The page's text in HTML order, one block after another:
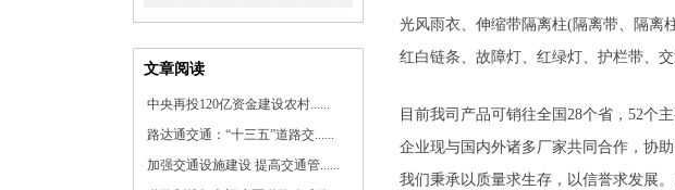
光风雨衣、伸缩带隔离柱(隔离带、隔离
红白链条、故障灯、红绿灯、护栏带、
目前我司产品可销往全国28个省，52个
企业现与国内外诸多厂家共同合作，协
我们秉承以质量求生存，以信誉求发展
中央再投120亿资金建设农村......
路达通交通：“十三五”道路交......
加强交通设施建设 提高交通管......
文章阅读